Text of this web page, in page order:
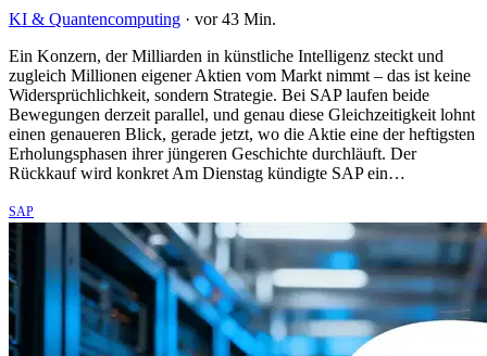
KI & Quantencomputing · vor 43 Min.
Ein Konzern, der Milliarden in künstliche Intelligenz steckt und
zugleich Millionen eigener Aktien vom Markt nimmt – das ist keine
Widersprüchlichkeit, sondern Strategie. Bei SAP laufen beide
Bewegungen derzeit parallel, und genau diese Gleichzeitigkeit lohnt
einen genaueren Blick, gerade jetzt, wo die Aktie eine der heftigsten
Erholungsphasen ihrer jüngeren Geschichte durchläuft. Der
Rückkauf wird konkret Am Dienstag kündigte SAP ein…
SAP